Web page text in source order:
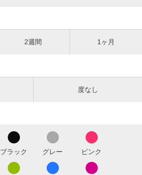
2週間 1ヶ月
度なし
ブラック グレー ピンク